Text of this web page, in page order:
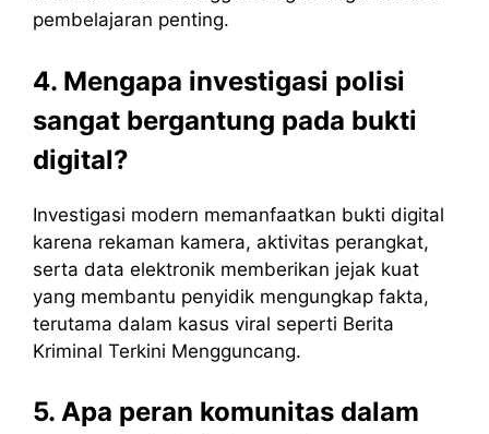
pembelajaran penting.
4. Mengapa investigasi polisi
sangat bergantung pada bukti
digital?
Investigasi modern memanfaatkan bukti digital
karena rekaman kamera, aktivitas perangkat,
serta data elektronik memberikan jejak kuat
yang membantu penyidik mengungkap fakta,
terutama dalam kasus viral seperti Berita
Kriminal Terkini Mengguncang.
5. Apa peran komunitas dalam